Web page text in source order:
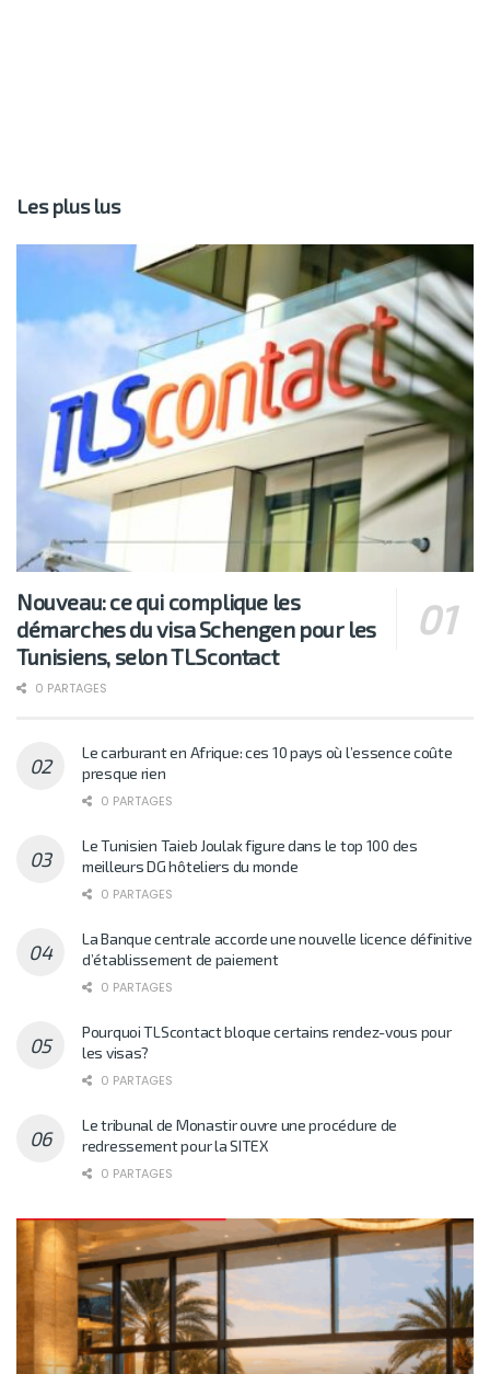
Les plus lus
Nouveau: ce qui complique les
démarches du visa Schengen pour les
Tunisiens, selon TLScontact
0 PARTAGES
Le carburant en Afrique: ces 10 pays où l’essence coûte
presque rien
0 PARTAGES
Le Tunisien Taieb Joulak figure dans le top 100 des
meilleurs DG hôteliers du monde
0 PARTAGES
La Banque centrale accorde une nouvelle licence définitive
d’établissement de paiement
0 PARTAGES
Pourquoi TLScontact bloque certains rendez-vous pour
les visas?
0 PARTAGES
Le tribunal de Monastir ouvre une procédure de
redressement pour la SITEX
0 PARTAGES